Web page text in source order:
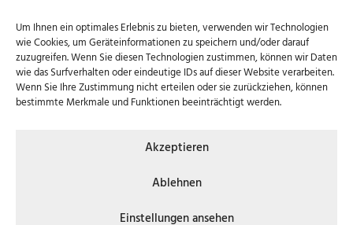
Um Ihnen ein optimales Erlebnis zu bieten, verwenden wir Technologien
wie Cookies, um Geräteinformationen zu speichern und/oder darauf
zuzugreifen. Wenn Sie diesen Technologien zustimmen, können wir Daten
wie das Surfverhalten oder eindeutige IDs auf dieser Website verarbeiten.
Wenn Sie Ihre Zustimmung nicht erteilen oder sie zurückziehen, können
bestimmte Merkmale und Funktionen beeinträchtigt werden.
Akzeptieren
Ablehnen
Einstellungen ansehen
© 2026 Museum Wendener Hütte | Konzept, Design